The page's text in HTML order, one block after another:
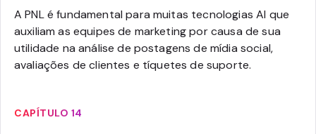
A PNL é fundamental para muitas tecnologias AI que
auxiliam as equipes de marketing por causa de sua
utilidade na análise de postagens de mídia social,
avaliações de clientes e tíquetes de suporte.
CAPÍTULO 14